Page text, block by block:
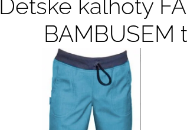
Dětské kalhoty
BAMBUSEM